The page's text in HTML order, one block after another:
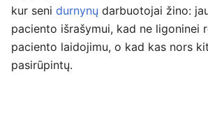
kur seni durnynų darbuotojai žino:
paciento išrašymui, kad ne ligoninei
paciento laidojimu, o kad kas nors
pasirūpintų.